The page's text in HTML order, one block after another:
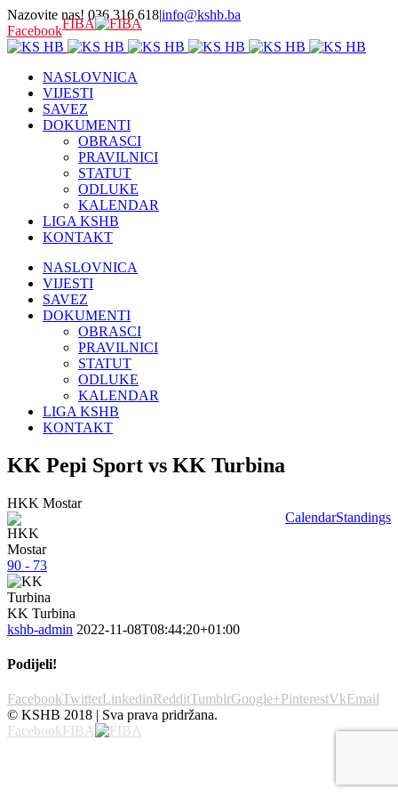
Nazovite nas! 036 316 618|info@kshb.ba
FacebookFIBA
NASLOVNICA
VIJESTI
SAVEZ
DOKUMENTI
OBRASCI
PRAVILNICI
STATUT
ODLUKE
KALENDAR
LIGA KSHB
KONTAKT
NASLOVNICA
VIJESTI
SAVEZ
DOKUMENTI
OBRASCI
PRAVILNICI
STATUT
ODLUKE
KALENDAR
LIGA KSHB
KONTAKT
KK Pepi Sport vs KK Turbina
CalendarStandings
HKK Mostar
90 - 73
KK Turbina
kshb-admin 2022-11-08T08:44:20+01:00
Podijeli!
FacebookTwitterLinkedinRedditTumblrGoogle+PinterestVkEmail
© KSHB 2018 | Sva prava pridržana.
FacebookFIBA